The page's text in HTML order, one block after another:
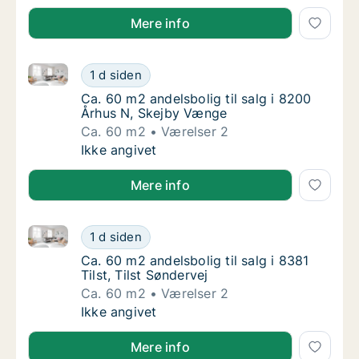
Mere info
Ca. 60 m2 andelsbolig til salg i 8200 Århus
1 d siden
Ca. 60 m2 andelsbolig til salg i 8200 Århus N,
Ca. 60 m2 andelsbolig til salg i 8200 Århus
Ca. 60 m2 andelsbolig til salg i 8200
Århus N, Skejby Vænge
Ca. 60 m2
Værelser 2
Ca. 60 m2 andelsbolig til salg i 8200 Århus
Ikke angivet
Mere info
Ca. 60 m2 andelsbolig til salg i 8381 Tilst,
1 d siden
Ca. 60 m2 andelsbolig til salg i 8381 Tilst, Tilst
Ca. 60 m2 andelsbolig til salg i 8381 Tilst,
Ca. 60 m2 andelsbolig til salg i 8381
Tilst, Tilst Søndervej
Ca. 60 m2
Værelser 2
Ca. 60 m2 andelsbolig til salg i 8381 Tilst,
Ikke angivet
Mere info